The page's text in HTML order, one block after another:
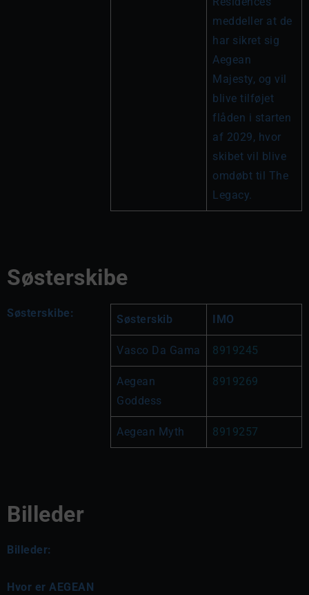
meddeller at de
har sikret sig
Aegean
Majesty, og vil
blive tilføjet
flåden i starten
af 2029, hvor
skibet vil blive
omdøbt til The
Legacy.
Søsterskibe
Søsterskibe: Søsterskib IMO
Vasco Da Gama 8919245
Aegean
Goddess
8919269
Aegean Myth 8919257
Billeder
Billeder:
Hvor er AEGEAN